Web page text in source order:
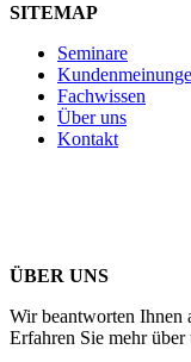
SITEMAP
Seminare
Fachwissen
Über uns
Kontakt
ÜBER UNS
Wir beantworten Ihnen
Erfahren Sie mehr über